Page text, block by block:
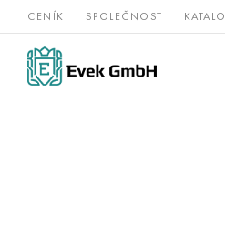
CENÍK SPOLEČNOST
Slitiny
niklu